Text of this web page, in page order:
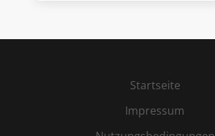
Startseite
Impressum